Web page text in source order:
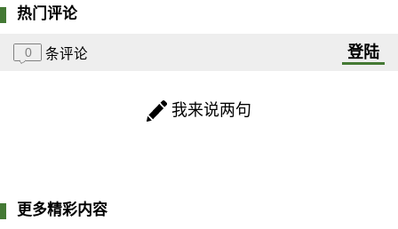
热门评论
0 条评论 登陆
我来说两句
更多精彩内容